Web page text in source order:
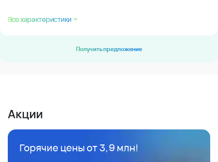
Все характеристики
Получить предложение
Акции
Горячие цены от 3,9 млн!